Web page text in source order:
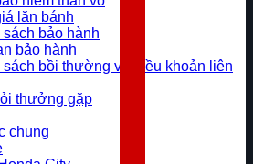
lăn bánh
bảo hành
bảo hành
sách bồi thường và điều khoản liên
thưởng gặp
chung